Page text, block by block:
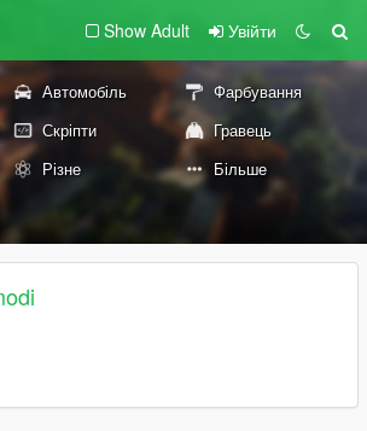
Show Adult Увійти
Автомобіль
Фарбування
Скріпти
Гравець
Різне Більше